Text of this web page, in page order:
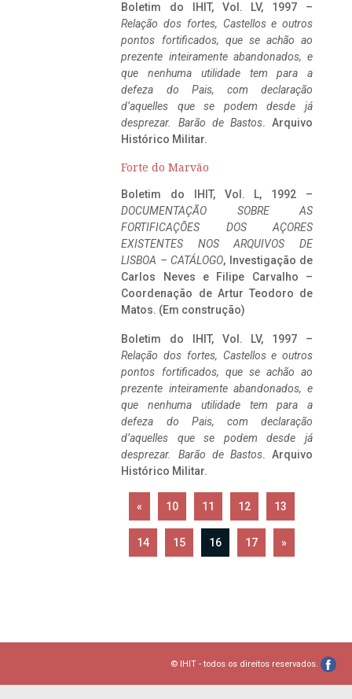
Boletim do IHIT, Vol. LV, 1997 –
Relação dos fortes, Castellos e outros
pontos fortificados, que se achão ao
prezente inteiramente abandonados, e
que nenhuma utilidade tem para a
defeza do Pais, com declaração
d’aquelles que se podem desde já
desprezar. Barão de Bastos. Arquivo
Histórico Militar.
Forte do Marvão
Boletim do IHIT, Vol. L, 1992 –
DOCUMENTAÇÃO SOBRE AS
FORTIFICAÇÕES DOS AÇORES
EXISTENTES NOS ARQUIVOS DE
LISBOA – CATÁLOGO, Investigação de
Carlos Neves e Filipe Carvalho –
Coordenação de Artur Teodoro de
Matos. (Em construção)
Boletim do IHIT, Vol. LV, 1997 –
Relação dos fortes, Castellos e outros
pontos fortificados, que se achão ao
prezente inteiramente abandonados, e
que nenhuma utilidade tem para a
defeza do Pais, com declaração
d’aquelles que se podem desde já
desprezar. Barão de Bastos. Arquivo
Histórico Militar.
« 10 11 12 13
14 15 16 17 »
© IHIT - todos os direitos reservados.